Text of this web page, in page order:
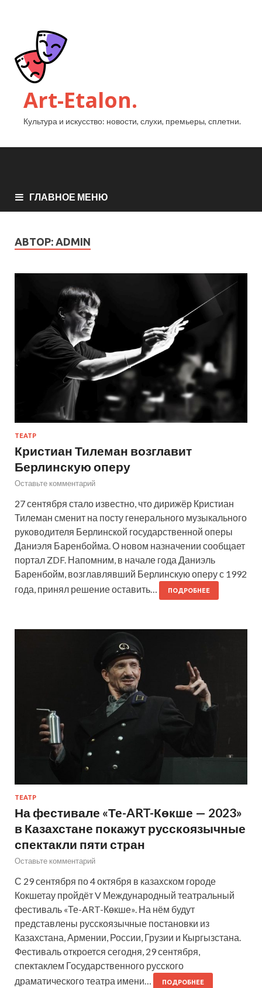
Art-Etalon.
Культура и искусство: новости, слухи, премьеры, сплетни.
ГЛАВНОЕ МЕНЮ
АВТОР: ADMIN
ТЕАТР
Кристиан Тилеман возглавит
Берлинскую оперу
Оставьте комментарий
27 сентября стало известно, что дирижёр Кристиан
Тилеман сменит на посту генерального музыкального
руководителя Берлинской государственной оперы
Даниэля Баренбойма. О новом назначении сообщает
портал ZDF. Напомним, в начале года Даниэль
Баренбойм, возглавлявший Берлинскую оперу с 1992
года, принял решение оставить…
ПОДРОБНЕЕ
ТЕАТР
На фестивале «Те-ART-Көкше — 2023»
в Казахстане покажут русскоязычные
спектакли пяти стран
Оставьте комментарий
С 29 сентября по 4 октября в казахском городе
Кокшетау пройдёт V Международный театральный
фестиваль «Те-ART-Көкше». На нём будут
представлены русскоязычные постановки из
Казахстана, Армении, России, Грузии и Кыргызстана.
Фестиваль откроется сегодня, 29 сентября,
спектаклем Государственного русского
драматического театра имени…
ПОДРОБНЕЕ